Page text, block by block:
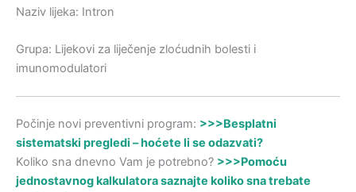
Naziv lijeka: Intron
Grupa: Lijekovi za liječenje zloćudnih bolesti i
imunomodulatori
Počinje novi preventivni program: >>>Besplatni
sistematski pregledi – hoćete li se odazvati?
Koliko sna dnevno Vam je potrebno? >>>Pomoću
jednostavnog kalkulatora saznajte koliko sna trebate